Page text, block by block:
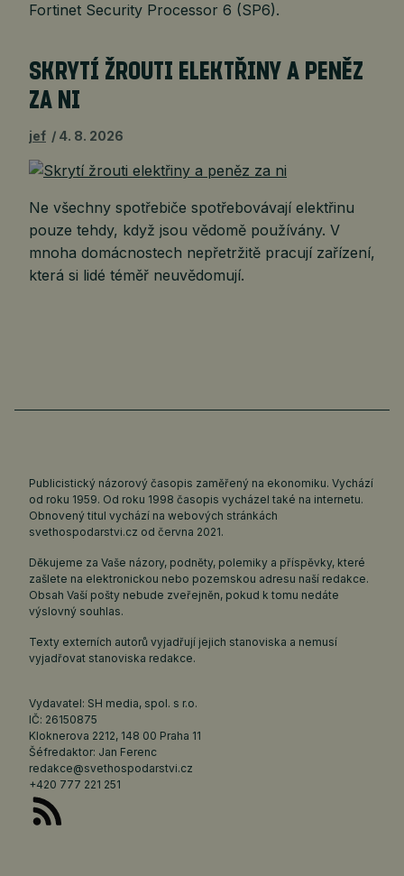
Fortinet Security Processor 6 (SP6).
SKRYTÍ ŽROUTI ELEKTŘINY A PENĚZ
ZA NI
jef 4. 8. 2026
Ne všechny spotřebiče spotřebovávají elektřinu
pouze tehdy, když jsou vědomě používány. V
mnoha domácnostech nepřetržitě pracují zařízení,
která si lidé téměř neuvědomují.
Publicistický názorový časopis zaměřený na ekonomiku. Vychází
od roku 1959. Od roku 1998 časopis vycházel také na internetu.
Obnovený titul vychází na webových stránkách
svethospodarstvi.cz od června 2021.
Děkujeme za Vaše názory, podněty, polemiky a příspěvky, které
zašlete na elektronickou nebo pozemskou adresu naší redakce.
Obsah Vaší pošty nebude zveřejněn, pokud k tomu nedáte
výslovný souhlas.
Texty externích autorů vyjadřují jejich stanoviska a nemusí
vyjadřovat stanoviska redakce.
Vydavatel: SH media, spol. s r.o.
IČ: 26150875
Kloknerova 2212, 148 00 Praha 11
Šéfredaktor: Jan Ferenc
redakce@svethospodarstvi.cz
+420 777 221 251